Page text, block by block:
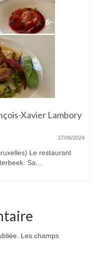
Xavier Lambory
27/06/2024
Le restaurant
Sa...
Les champs